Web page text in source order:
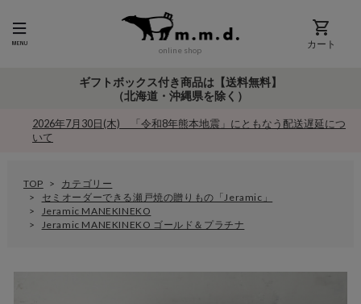
online shop カート
ギフトボックス付き商品は【送料無料】
（北海道・沖縄県を除く）
2026年7月30日(木) 「令和8年熊本地震」にともなう配送遅延につ
いて
TOP
カテゴリー
セミオーダーできる瀬戸焼の贈りもの「Jeramic」
Jeramic MANEKINEKO
Jeramic MANEKINEKO ゴールド＆プラチナ